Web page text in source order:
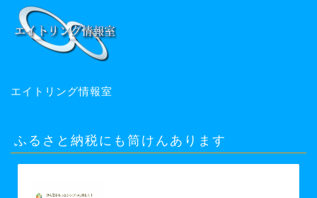
エイトリング情報室
ふるさと納税にも筒けんあります